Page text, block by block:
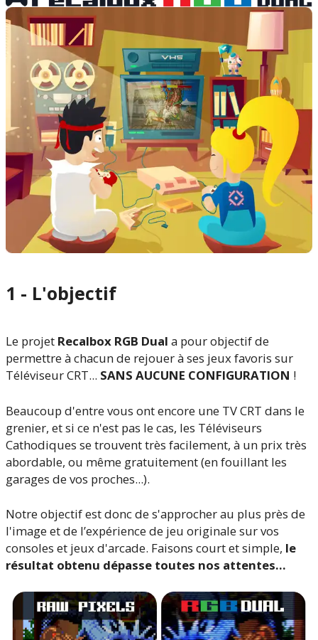
1 - L'objectif
Le projet Recalbox RGB Dual a pour objectif de
permettre à chacun de rejouer à ses jeux favoris sur
Téléviseur CRT... SANS AUCUNE CONFIGURATION !
Beaucoup d'entre vous ont encore une TV CRT dans le
grenier, et si ce n'est pas le cas, les Téléviseurs
Cathodiques se trouvent très facilement, à un prix très
abordable, ou même gratuitement (en fouillant les
garages de vos proches...).
Notre objectif est donc de s'approcher au plus près de
l'image et de l’expérience de jeu originale sur vos
consoles et jeux d'arcade. Faisons court et simple, le
résultat obtenu dépasse toutes nos attentes…